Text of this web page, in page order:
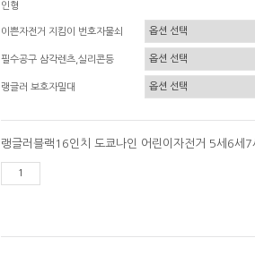
인형
이쁜자전거 지킴이 번호자물쇠
필수공구 삼각렌츠,실리콘등
랭글러 보호자밀대